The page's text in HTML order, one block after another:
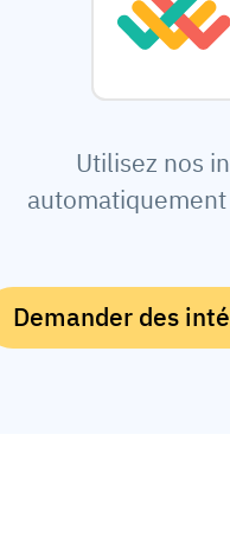
Utilisez nos
Demander des